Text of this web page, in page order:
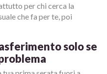
per chi cerca la
che fa per te, poi
solo se